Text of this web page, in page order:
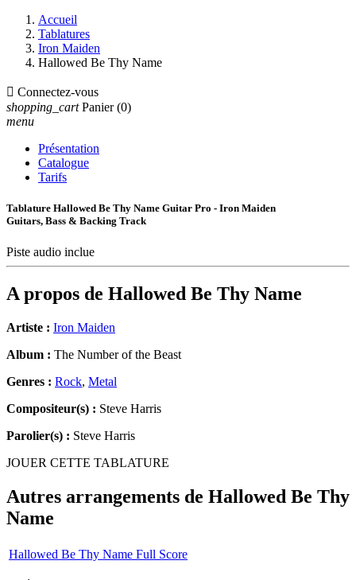
Accueil
Tablatures
Iron Maiden
Hallowed Be Thy Name
 Connectez-vous
shopping_cart Panier (0)
menu
Présentation
Catalogue
Tarifs
Tablature Hallowed Be Thy Name Guitar Pro - Iron Maiden
Guitars, Bass & Backing Track
Piste audio inclue
A propos de Hallowed Be Thy Name
Artiste : Iron Maiden
Album : The Number of the Beast
Genres : Rock, Metal
Compositeur(s) : Steve Harris
Parolier(s) : Steve Harris
JOUER CETTE TABLATURE
Autres arrangements de Hallowed Be Thy
Name
Hallowed Be Thy Name Full Score